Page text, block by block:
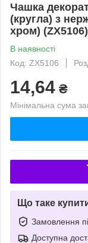
Чашка
(кругла) з
хром) (ZX5106)
В наявності
Код: ZX5106
14,64 ₴
Мінімальна сума
Що таке
Замовлення
Доступна